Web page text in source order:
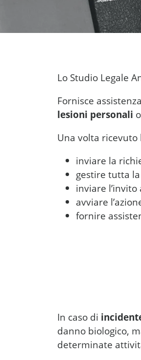
Lo Studio Legale
Fornisce
lesioni personali o
Una volta
inviare la
gestire tutta
inviare
avviare
fornire
In caso di
danno biologico,
determinate